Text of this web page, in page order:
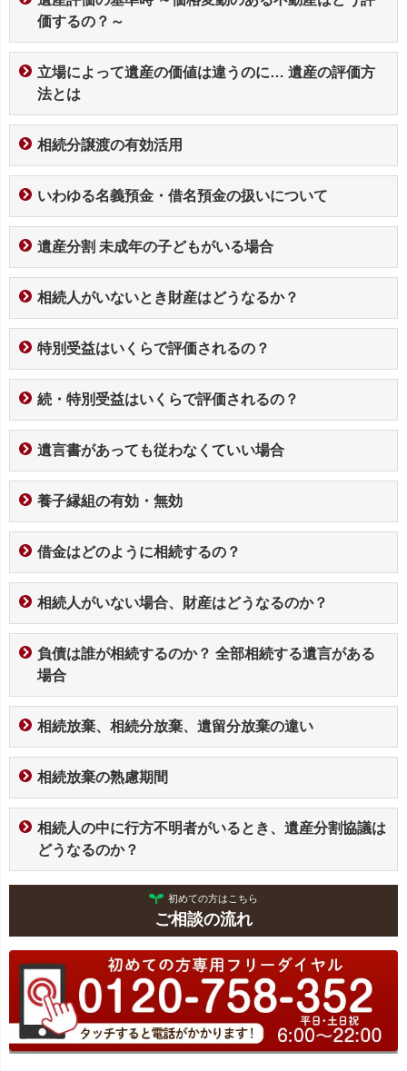
価するの？～
立場によって遺産の価値は違うのに… 遺産の評価方
法とは
相続分譲渡の有効活用
いわゆる名義預金・借名預金の扱いについて
遺産分割 未成年の子どもがいる場合
相続人がいないとき財産はどうなるか？
特別受益はいくらで評価されるの？
続・特別受益はいくらで評価されるの？
遺言書があっても従わなくていい場合
養子縁組の有効・無効
借金はどのように相続するの？
相続人がいない場合、財産はどうなるのか？
負債は誰が相続するのか？ 全部相続する遺言がある
場合
相続放棄、相続分放棄、遺留分放棄の違い
相続放棄の熟慮期間
相続人の中に行方不明者がいるとき、遺産分割協議は
どうなるのか？
初めての方はこちら
ご相談の流れ